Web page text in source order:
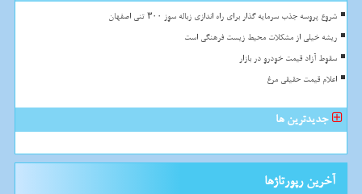
شروع پروسه جذب سرمایه گذار برای راه اندازی زباله سوز ۳۰۰ تنی اصفهان
ریشه خیلی از مشکلات محیط زیست فرهنگی است
سقوط آزاد قیمت خودرو در بازار
اعلام قیمت حقیقی مرغ
جدیدترین ها
آخرین رپورتاژها